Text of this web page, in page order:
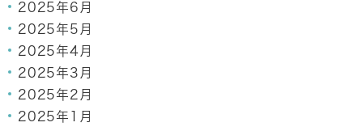
2025年6月
2025年5月
2025年4月
2025年3月
2025年2月
2025年1月